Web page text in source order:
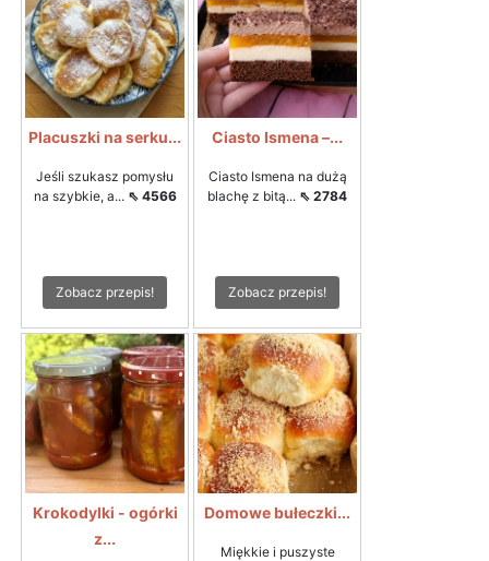
Placuszki na serku...
Jeśli szukasz pomysłu
na szybkie, a... ⇖ 4566
Zobacz przepis!
Ciasto Ismena –...
Ciasto Ismena na dużą
blachę z bitą... ⇖ 2784
Zobacz przepis!
Krokodylki - ogórki
z...
Domowe bułeczki...
Miękkie i puszyste